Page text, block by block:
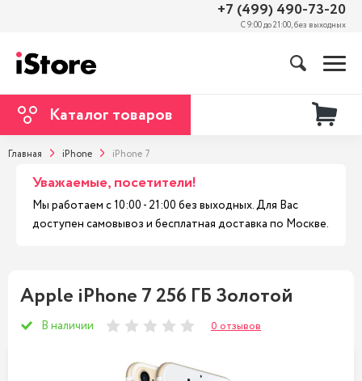
+7 (499) 490-73-20
С 9:00 до 21:00, без выходных
Каталог товаров
Главная iPhone iPhone 7
Уважаемые, посетители!
Мы работаем с 10:00 - 21:00 без выходных. Для Вас
доступен самовывоз и бесплатная доставка по Москве.
Apple iPhone 7 256 ГБ Золотой
В наличии 0 отзывов